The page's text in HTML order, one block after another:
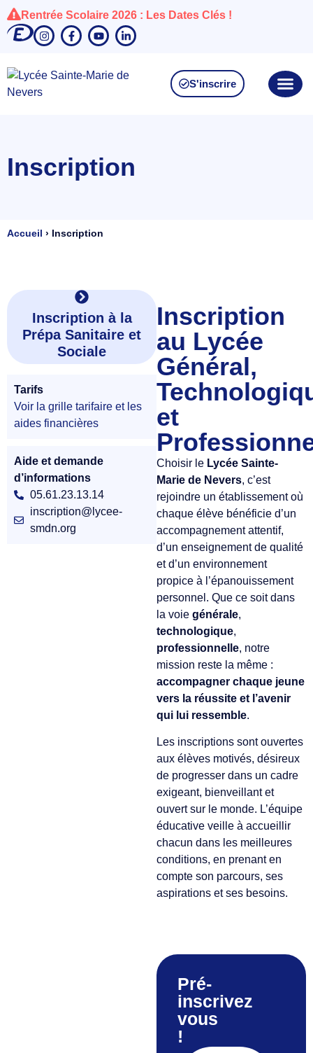
Rentrée Scolaire 2026 : Les Dates Clés !
S'inscrire
Inscription
Accueil › Inscription
Inscription à la
Prépa Sanitaire et
Sociale
Tarifs
Voir la grille tarifaire et les
aides financières
Aide et demande
d’informations
05.61.23.13.14
inscription@lycee-
smdn.org
Inscription
au Lycée
Général,
et
Choisir le Lycée Sainte-
Marie de Nevers, c’est
rejoindre un établissement où
chaque élève bénéficie d’un
accompagnement attentif,
d’un enseignement de qualité
et d’un environnement
propice à l’épanouissement
personnel. Que ce soit dans
la voie générale,
technologique,
professionnelle, notre
mission reste la même :
accompagner chaque jeune
vers la réussite et l’avenir
qui lui ressemble.
Les inscriptions sont ouvertes
aux élèves motivés, désireux
de progresser dans un cadre
exigeant, bienveillant et
ouvert sur le monde. L’équipe
éducative veille à accueillir
chacun dans les meilleures
conditions, en prenant en
compte son parcours, ses
aspirations et ses besoins.
Pré-
inscrivez
vous
!